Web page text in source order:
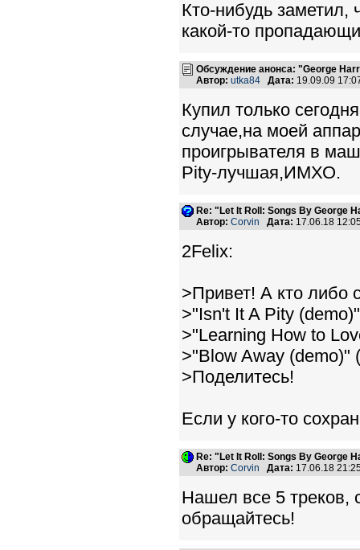
Кто-нибудь заметил,
какой-то
Обсуждение анонса: "George
Автор: utka84 Дата: 19.09.09
Купил только
случае,на моей
проигрывателя в
Pity-лучшая,ИМХО.
Re: "Let It Roll: Songs By George
Автор: Corvin Дата: 17.06.18
2Felix:
>Привет! А кто либо
>"Isn't It A Pity
>"Learning How to
>"Blow Away (demo)"
>Поделитесь!
Если у кого-то
Re: "Let It Roll: Songs By George
Автор: Corvin Дата: 17.06.18
Нашел все 5 треков,
обращайтесь!